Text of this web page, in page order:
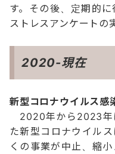
す。その後、定期的
ストレスアンケートの
2020-現在
新型コロナウイルス感
2020年から2023年
た新型コロナウイル
くの事業が中止、縮